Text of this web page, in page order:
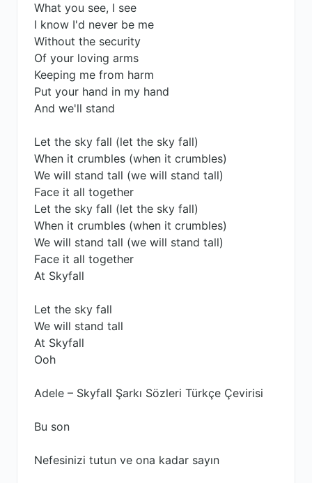
What you see, I see
I know I'd never be me
Without the security
Of your loving arms
Keeping me from harm
Put your hand in my hand
And we'll stand
Let the sky fall (let the sky fall)
When it crumbles (when it crumbles)
We will stand tall (we will stand tall)
Face it all together
Let the sky fall (let the sky fall)
When it crumbles (when it crumbles)
We will stand tall (we will stand tall)
Face it all together
At Skyfall
Let the sky fall
We will stand tall
At Skyfall
Ooh
Adele – Skyfall Şarkı Sözleri Türkçe Çevirisi
Bu son
Nefesinizi tutun ve ona kadar sayın